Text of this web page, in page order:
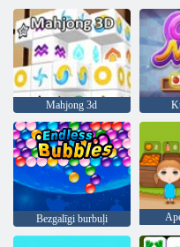
Mahjong 3d
Bezgalīgi burbuļi